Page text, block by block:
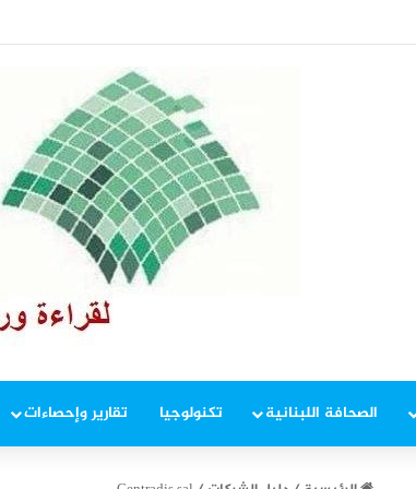
المخلين بالأمن
الصحافة اللبنانية تكنولوجيا تقارير وإحصاءات